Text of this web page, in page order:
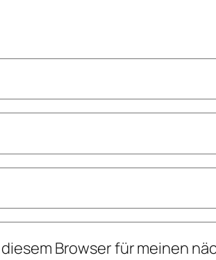
Browser für meinen